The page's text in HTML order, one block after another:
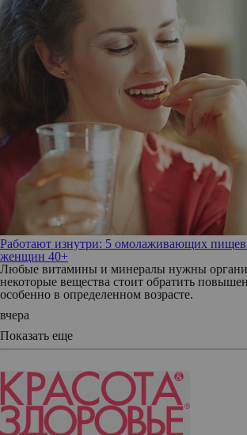
Работают изнутри: 5 омолаживающих
женщин 40+
Любые витамины и минералы нужны
некоторые вещества стоит обратить
особенно в определенном возрасте.
вчера
Показать еще